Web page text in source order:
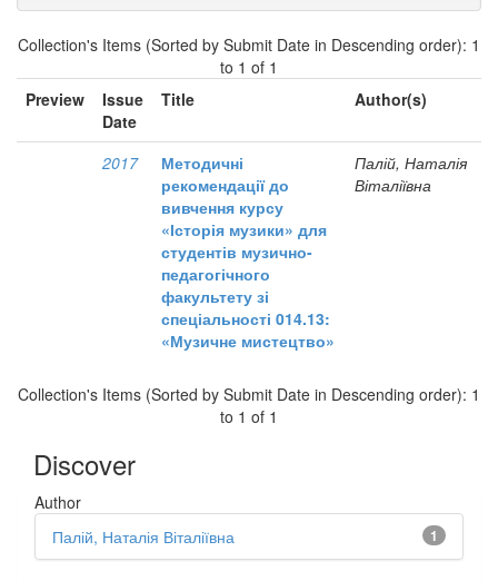
Collection's Items (Sorted by Submit Date in Descending order): 1
to 1 of 1
Preview
Issue
Date
Title Author(s)
2017
Методичні
рекомендації до
вивчення курсу
«Історія музики» для
студентів музично-
педагогічного
факультету зі
спеціальності 014.13:
«Музичне мистецтво»
Палій, Наталія
Віталіївна
Collection's Items (Sorted by Submit Date in Descending order): 1
to 1 of 1
Discover
Author
1
Палій, Наталія Віталіївна